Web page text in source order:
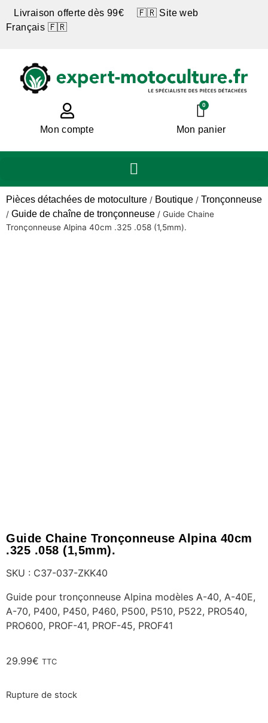
Livraison offerte dès 99€ 🇫🇷 Site web
Français 🇫🇷
Mon compte
0
Mon panier
Pièces détachées de motoculture / Boutique / Tronçonneuse
/ Guide de chaîne de tronçonneuse / Guide Chaine
Tronçonneuse Alpina 40cm .325 .058 (1,5mm).
Guide Chaine Tronçonneuse Alpina 40cm
.325 .058 (1,5mm).
SKU : C37-037-ZKK40
Guide pour tronçonneuse Alpina modèles A-40, A-40E,
A-70, P400, P450, P460, P500, P510, P522, PRO540,
PRO600, PROF-41, PROF-45, PROF41
29.99€ TTC
Rupture de stock